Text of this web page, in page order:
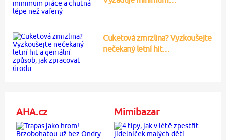
Cuketová zmrzlina? Vyzkoušejte
nečekaný letní hit…
AHA.cz Mimibazar